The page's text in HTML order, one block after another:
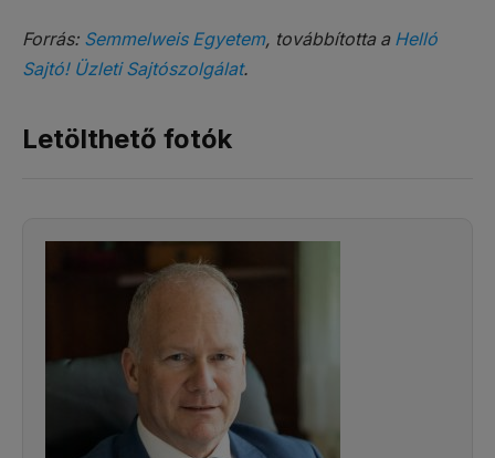
Forrás: Semmelweis Egyetem, továbbította a Helló
Sajtó! Üzleti Sajtószolgálat.
Letölthető fotók